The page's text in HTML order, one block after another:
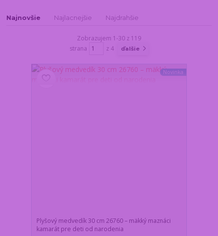
Najnovšie Najlacnejšie Najdrahšie
Zobrazujem 1-30 z 119
strana
z 4 ďalšie
Novinka
Plyšový medvedík 30 cm 26760 – mäkký maznáci
kamarát pre deti od narodenia